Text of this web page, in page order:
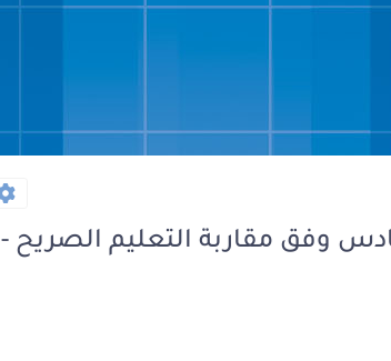
وفق مقاربة التعليم الصريح -